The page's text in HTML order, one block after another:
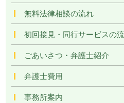
無料法律相談の流れ
初回接見・同行サービスの
ごあいさつ・弁護士紹介
弁護士費用
事務所案内